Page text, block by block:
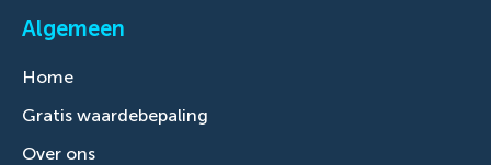
Algemeen
Home
Gratis waardebepaling
Over ons